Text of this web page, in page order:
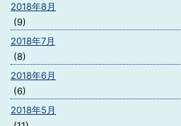
2018年8月
(9)
2018年7月
(8)
2018年6月
(6)
2018年5月